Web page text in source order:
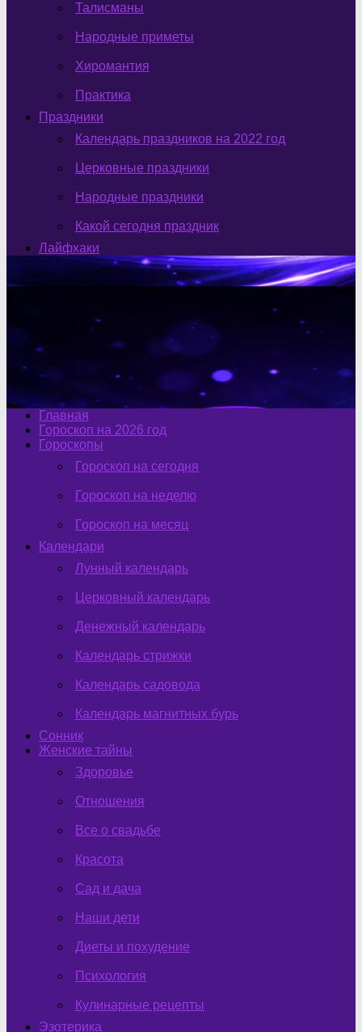
Талисманы
Народные приметы
Хиромантия
Практика
Праздники
Календарь праздников на 2022 год
Церковные праздники
Народные праздники
Какой сегодня праздник
Лайфхаки
Главная
Гороскоп на 2026 год
Гороскопы
Гороскоп на сегодня
Гороскоп на неделю
Гороскоп на месяц
Календари
Лунный календарь
Церковный календарь
Денежный календарь
Календарь стрижки
Календарь садовода
Календарь магнитных бурь
Сонник
Женские тайны
Здоровье
Отношения
Все о свадьбе
Красота
Сад и дача
Наши дети
Диеты и похудение
Психология
Кулинарные рецепты
Эзотерика